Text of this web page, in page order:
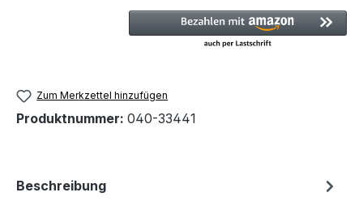
Zum Merkzettel hinzufügen
Produktnummer: 040-33441
Beschreibung